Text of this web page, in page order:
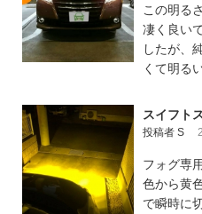
この明る
凄く良い
したが、
くて明る
スイフト
投稿者 S
フォグ専
色から黄
で瞬時に